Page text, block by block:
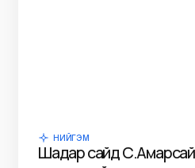
НИЙГЭМ
Шадар сайд